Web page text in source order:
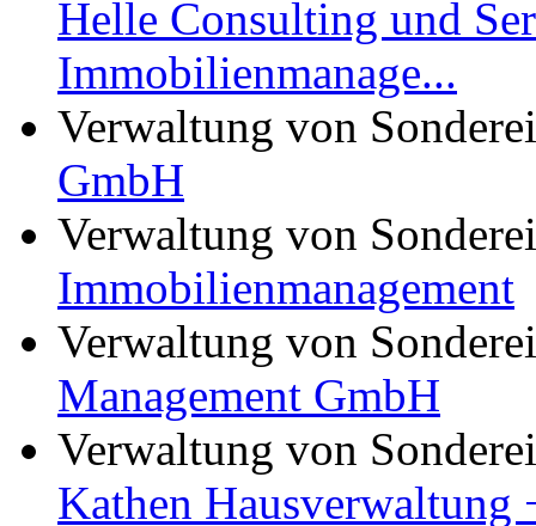
Helle Consulting und
Immobilienmanage...
Verwaltung von
GmbH
Verwaltung von
Immobilienmanagement
Verwaltung von
Management GmbH
Verwaltung von
Kathen